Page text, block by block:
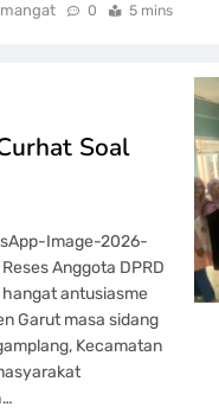
0 5 mins
Soal
Image-2026-
Anggota DPRD
hangat antusiasme
Garut masa sidang
Kecamatan